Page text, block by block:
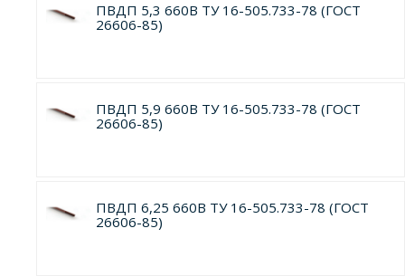
ПВДП 5,3 660В ТУ 16-505.733-78 (ГОСТ
26606-85)
ПВДП 5,9 660В ТУ 16-505.733-78 (ГОСТ
26606-85)
ПВДП 6,25 660В ТУ 16-505.733-78 (ГОСТ
26606-85)